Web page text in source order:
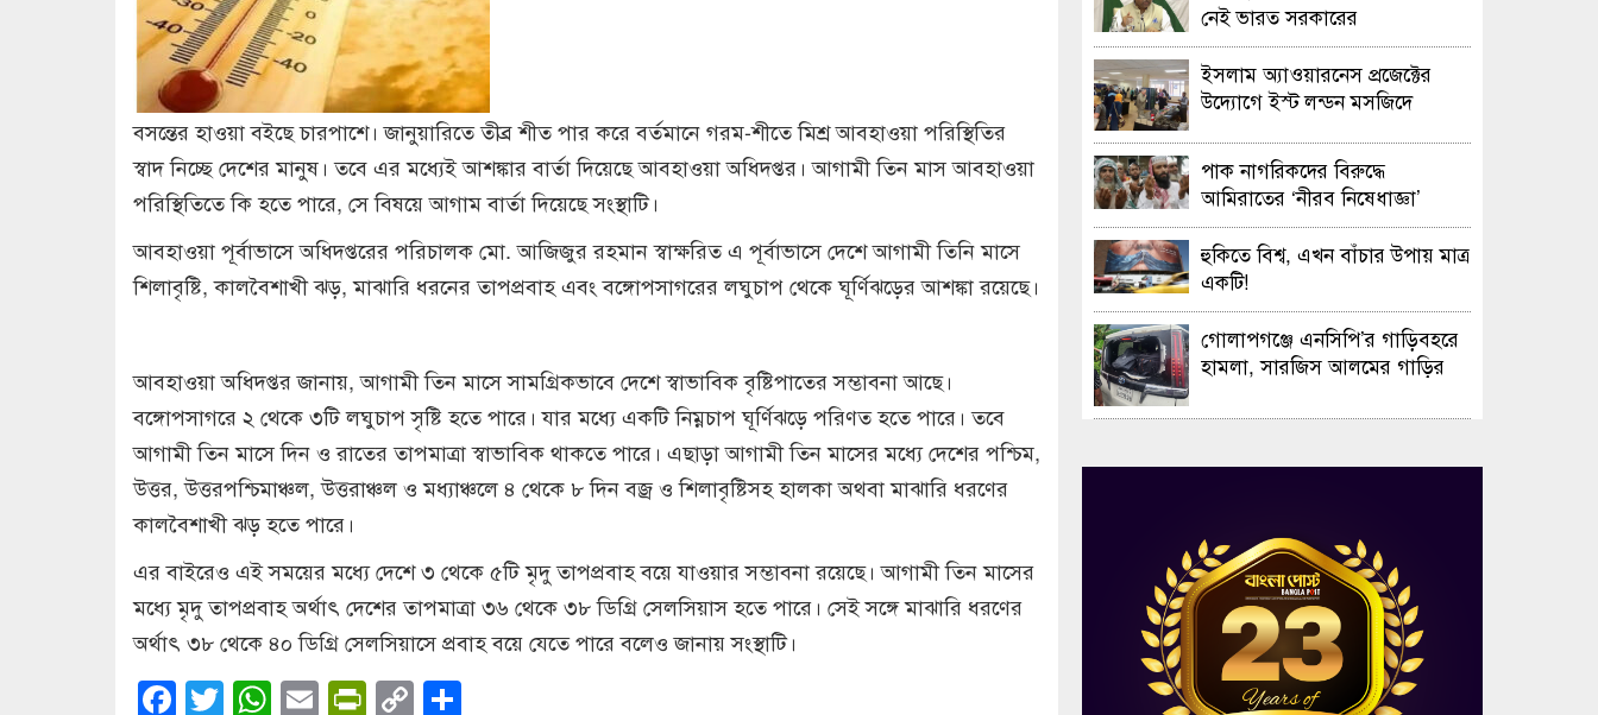
বসন্তের হাওয়া বইছে চারপাশে। জানুয়ারিতে তীব্র শীত পার করে বর্তমানে গরম-শীতে মিশ্র আবহাওয়া পরিস্থিতির
স্বাদ নিচ্ছে দেশের মানুষ। তবে এর মধ্যেই আশঙ্কার বার্তা দিয়েছে আবহাওয়া অধিদপ্তর। আগামী তিন মাস আবহাওয়া
পরিস্থিতিতে কি হতে পারে, সে বিষয়ে আগাম বার্তা দিয়েছে সংস্থাটি।
আবহাওয়া পূর্বাভাসে অধিদপ্তরের পরিচালক মো. আজিজুর রহমান স্বাক্ষরিত এ পূর্বাভাসে দেশে আগামী তিনি মাসে
শিলাবৃষ্টি, কালবৈশাখী ঝড়, মাঝারি ধরনের তাপপ্রবাহ এবং বঙ্গোপসাগরের লঘুচাপ থেকে ঘূর্ণিঝড়ের আশঙ্কা রয়েছে।
আবহাওয়া অধিদপ্তর জানায়, আগামী তিন মাসে সামগ্রিকভাবে দেশে স্বাভাবিক বৃষ্টিপাতের সম্ভাবনা আছে।
বঙ্গোপসাগরে ২ থেকে ৩টি লঘুচাপ সৃষ্টি হতে পারে। যার মধ্যে একটি নিম্নচাপ ঘূর্ণিঝড়ে পরিণত হতে পারে। তবে
আগামী তিন মাসে দিন ও রাতের তাপমাত্রা স্বাভাবিক থাকতে পারে। এছাড়া আগামী তিন মাসের মধ্যে দেশের পশ্চিম,
উত্তর, উত্তরপশ্চিমাঞ্চল, উত্তরাঞ্চল ও মধ্যাঞ্চলে ৪ থেকে ৮ দিন বজ্র ও শিলাবৃষ্টিসহ হালকা অথবা মাঝারি ধরণের
কালবৈশাখী ঝড় হতে পারে।
এর বাইরেও এই সময়ের মধ্যে দেশে ৩ থেকে ৫টি মৃদু তাপপ্রবাহ বয়ে যাওয়ার সম্ভাবনা রয়েছে। আগামী তিন মাসের
মধ্যে মৃদু তাপপ্রবাহ অর্থাৎ দেশের তাপমাত্রা ৩৬ থেকে ৩৮ ডিগ্রি সেলসিয়াস হতে পারে। সেই সঙ্গে মাঝারি ধরণের
অর্থাৎ ৩৮ থেকে ৪০ ডিগ্রি সেলসিয়াসে প্রবাহ বয়ে যেতে পারে বলেও জানায় সংস্থাটি।
Facebook
Twitter
WhatsApp
EmailPrintFriendly
Copy
নেই ভারত সরকারের
ইসলাম অ্যাওয়ারনেস প্রজেক্টের
উদ্যোগে ইস্ট লন্ডন মসজিদে
ও এক্সিবিশন
পাক নাগরিকদের বিরুদ্ধে
আমিরাতের ‘নীরব নিষেধাজ্ঞা’
হুকিতে বিশ্ব, এখন বাঁচার উপায় মাত্র
একটি!
গোলাপগঞ্জে এনসিপি’র গাড়িবহরে
হামলা, সারজিস আলমের গাড়ির